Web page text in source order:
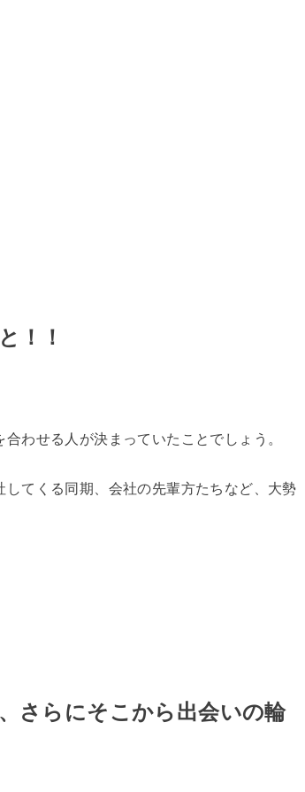
！！
合わせる人が決まっていたことでしょう。
てくる同期、会社の先輩方たちなど、大勢
さらにそこから出会いの輪